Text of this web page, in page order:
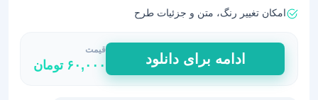
امکان تغییر رنگ، متن و جزئیات طرح
طرح
تراکت
رنگی
ادامه برای دانلود
قیمت
۶۰,۰۰۰ تومان